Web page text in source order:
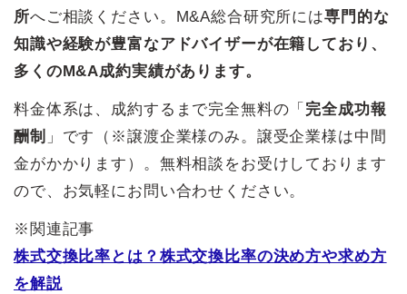
所へご相談ください。M&A総合研究所には専門的な
知識や経験が豊富なアドバイザーが在籍しており、
多くのM&A成約実績があります。
料金体系は、成約するまで完全無料の「 完全成功報
酬制 」です（※譲渡企業様のみ。譲受企業様は中間
金がかかります）。無料相談をお受けしております
ので、お気軽にお問い合わせください。
※関連記事
株式交換比率とは？株式交換比率の決め方や求め方
を解説